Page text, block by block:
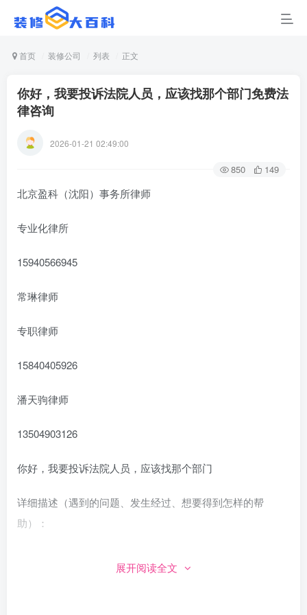
首页 装修公司 列表 正文
你好，我要投诉法院人员，应该找那个部门免费法
律咨询
2026-01-21 02:49:00
850 149
北京盈科（沈阳）事务所律师
专业化律所
15940566945
常琳律师
专职律师
15840405926
潘天驹律师
13504903126
你好，我要投诉法院人员，应该找那个部门
详细描述（遇到的问题、发生经过、想要得到怎样的帮
助）：
【解决方案】***** 【具体操作】*****
展开阅读全文